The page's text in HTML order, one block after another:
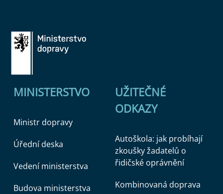
MINISTERSTVO
Ministr dopravy
Úřední deska
Vedení ministerstva
Budova ministerstva
UŽITEČNÉ
ODKAZY
Autoškola: jak probíhají
zkoušky žadatelů o
řidičské oprávnění
Kombinovaná doprava